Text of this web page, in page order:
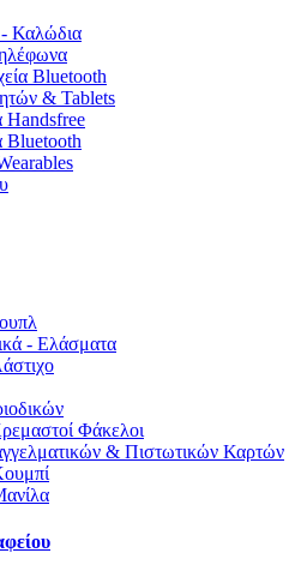
- Καλώδια
Bluetooth
& Tablets
Handsfree
Bluetooth
- Ελάσματα
Φάκελοι
& Πιστωτικών Καρτών